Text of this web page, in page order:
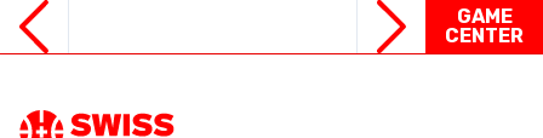
GAME
CENTER